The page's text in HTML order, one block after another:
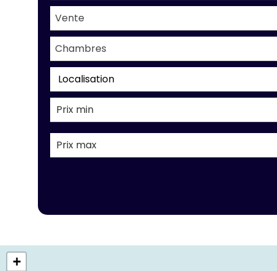
Vente
Chambres
Localisation
+